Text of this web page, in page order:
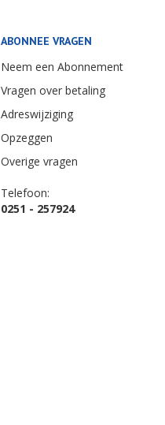
ABONNEE VRAGEN
Neem een Abonnement
Vragen over betaling
Adreswijziging
Opzeggen
Overige vragen
Telefoon:
0251 - 257924